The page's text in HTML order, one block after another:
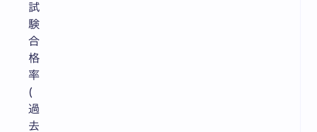
試
験
合
格
率
(
過
去